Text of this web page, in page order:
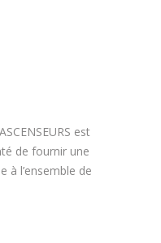
est
de fournir une
à l’ensemble de